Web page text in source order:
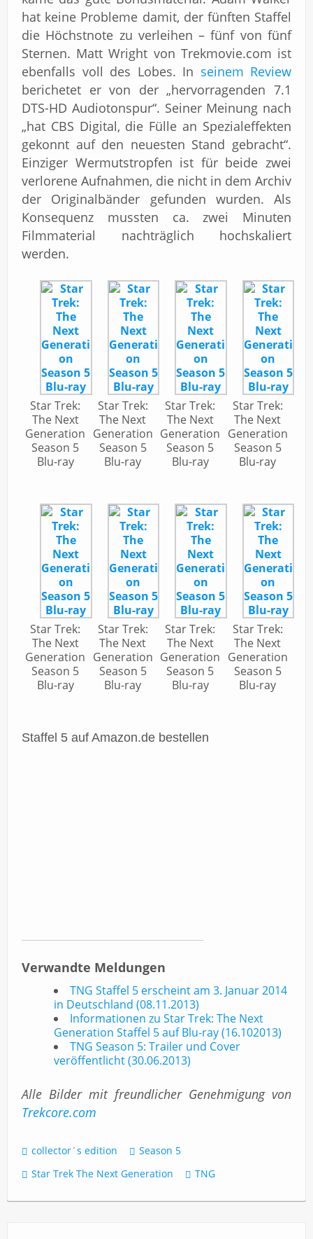
hat keine Probleme damit, der fünften Staffel
die Höchstnote zu verleihen – fünf von fünf
Sternen. Matt Wright von Trekmovie.com ist
ebenfalls voll des Lobes. In seinem Review
berichetet er von der „hervorragenden 7.1
DTS-HD Audiotonspur“. Seiner Meinung nach
„hat CBS Digital, die Fülle an Spezialeffekten
gekonnt auf den neuesten Stand gebracht“.
Einziger Wermutstropfen ist für beide zwei
verlorene Aufnahmen, die nicht in dem Archiv
der Originalbänder gefunden wurden. Als
Konsequenz mussten ca. zwei Minuten
Filmmaterial nachträglich hochskaliert
werden.
Star Trek:
The Next
Generation
Season 5
Blu-ray
Star Trek:
The Next
Generation
Season 5
Blu-ray
Star Trek:
The Next
Generation
Season 5
Blu-ray
Star Trek:
The Next
Generation
Season 5
Blu-ray
Star Trek:
The Next
Generation
Season 5
Blu-ray
Star Trek:
The Next
Generation
Season 5
Blu-ray
Star Trek:
The Next
Generation
Season 5
Blu-ray
Star Trek:
The Next
Generation
Season 5
Blu-ray
Staffel 5 auf Amazon.de bestellen
Verwandte Meldungen
TNG Staffel 5 erscheint am 3. Januar 2014
in Deutschland (08.11.2013)
Informationen zu Star Trek: The Next
Generation Staffel 5 auf Blu-ray (16.102013)
TNG Season 5: Trailer und Cover
veröffentlicht (30.06.2013)
Alle Bilder mit freundlicher Genehmigung von
Trekcore.com
collector´s edition
Season 5
Star Trek The Next Generation
TNG